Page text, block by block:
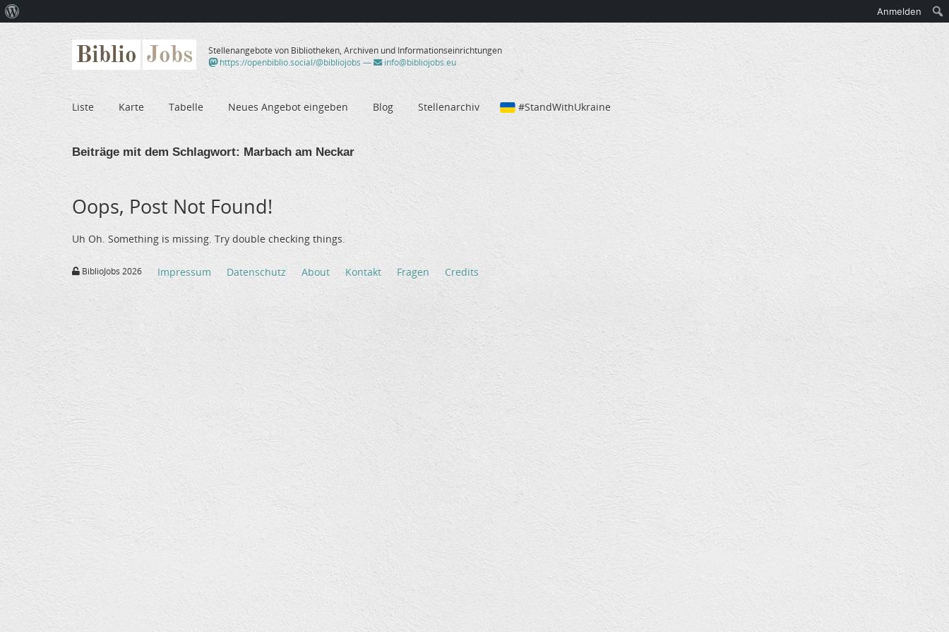
Biblio Jobs
Stellenangebote von Bibliotheken, Archiven und Informationseinrichtungen
https://openbiblio.social/@bibliojobs — info@bibliojobs.eu
Liste Karte Tabelle Neues Angebot eingeben Blog Stellenarchiv #StandWithUkraine
Beiträge mit dem Schlagwort: Marbach am Neckar
Oops, Post Not Found!
Uh Oh. Something is missing. Try double checking things.
BiblioJobs 2026 Impressum Datenschutz About Kontakt Fragen Credits
WordPress
Anmelden